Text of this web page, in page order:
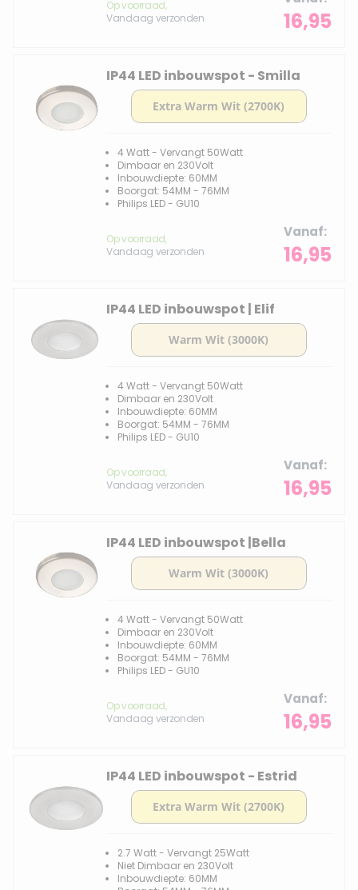
Op voorraad,
Vandaag verzonden
16,95
IP44 LED inbouwspot - Smilla
4 Watt - Vervangt 50Watt
Dimbaar en 230Volt
Inbouwdiepte: 60MM
Boorgat: 54MM - 76MM
Philips LED - GU10
Op voorraad,
Vandaag verzonden
Vanaf
16,95
IP44 LED inbouwspot | Elif
4 Watt - Vervangt 50Watt
Dimbaar en 230Volt
Inbouwdiepte: 60MM
Boorgat: 54MM - 76MM
Philips LED - GU10
Op voorraad,
Vandaag verzonden
Vanaf
16,95
IP44 LED inbouwspot |Bella
4 Watt - Vervangt 50Watt
Dimbaar en 230Volt
Inbouwdiepte: 60MM
Boorgat: 54MM - 76MM
Philips LED - GU10
Op voorraad,
Vandaag verzonden
Vanaf
16,95
IP44 LED inbouwspot - Estrid
2.7 Watt - Vervangt 25Watt
Niet Dimbaar en 230Volt
Inbouwdiepte: 60MM